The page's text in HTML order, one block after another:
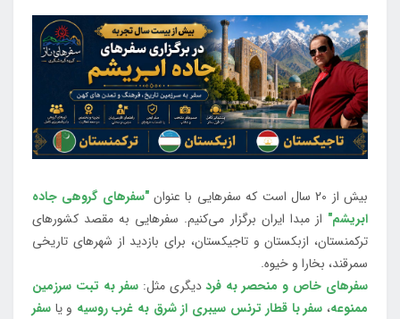
بیش از 20 سال است که سفرهایی با عنوان
"سفرهای گروهی جاده
ابریشم" از مبدا ایران برگزار می‌کنیم. سفرهایی به مقصد کشورهای
ترکمنستان، ازبکستان و تاجیکستان، برای بازدید از شهرهای تاریخی
سمرقند، بخارا و خیوه.
سفرهای خاص و منحصر به فرددیگری مثل:سفر به تبت سرزمین
ممنوعه، سفر با قطار ترنس سیبری از شرق به غرب روسیه و یا سفر